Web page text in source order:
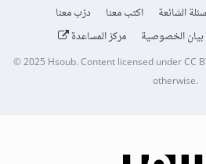
الشائعة اكتب معنا
درّب معنا
بيان الخصوصية مركز المساعدة
© 2025Hsoub.Content licensed underCC
otherwise.